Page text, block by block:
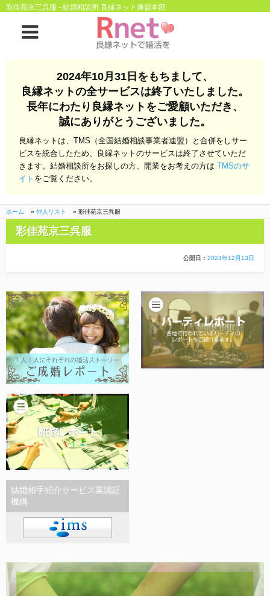
良縁ネットとは
お金のこと
会社概要
よくある質問
る質問
開業支援
お金のこと
会社概要
一般のよくある質問
相談室からのよくある質問
彩佳苑京三呉服 - 結婚相談所 良縁ネット連盟本部
2024年10月31日をもちまして、
良縁ネットの全サービスは終了いたしました。
長年にわたり良縁ネットをご愛顧いただき、
誠にありがとうございました。
良縁ネットは、TMS（全国結婚相談事業者連盟）と合併をしサー
ビスを統合したため、良縁ネットのサービスは終了させていただ
きます。結婚相談所をお探しの方、開業をお考えの方はTMSのサ
イト をご覧ください。
ホーム » 仲人リスト » 彩佳苑京三呉服
結婚相手紹介サービス業認証
機構
彩佳苑京三呉服
公開日： 2024年12月13日